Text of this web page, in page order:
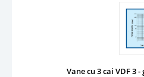
Vane cu 3 cai VDF 3